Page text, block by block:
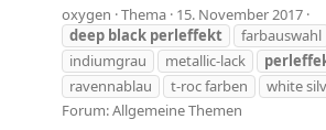
oxygen Thema 15. November 2017
deep black perleffekt farbauswahl
indiumgrau
metallic-lack
ravennablau
t-roc farben white
Forum:Allgemeine Themen